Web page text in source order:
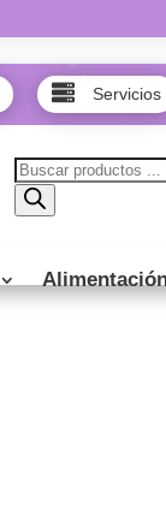
 Servicios
Búsqueda
de
productos